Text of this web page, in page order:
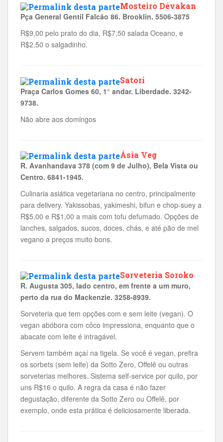
Mosteiro Dévakan
Pça General Gentil Falcão 86. Brooklin. 5506-3875
R$9,00 pelo prato do dia, R$7,50 salada Oceano, e
R$2,50 o salgadinho.
Satori
Praça Carlos Gomes 60, 1° andar. Liberdade. 3242-
9738.
Não abre aos domingos
Ásia Veg
R. Avanhandava 378 (com 9 de Julho), Bela Vista ou
Centro. 6841-1945.
Culinaria asiática vegetariana no centro, principalmente
para delivery. Yakissobas, yakimeshi, bifun e chop-suey a
R$5,00 e R$1,00 a mais com tofu defumado. Opções de
lanches, salgados, sucos, doces, chás, e até pão de mel
vegano a preços muito bons.
Sorveteria Soroko
R. Augusta 305, lado centro, em frente a um muro,
perto da rua do Mackenzie. 3258-8939.
Sorveteria que tem opções com e sem leite (vegan). O
vegan abóbora com côco impressiona, enquanto que o
abacate com leite é intragável.
Servem também açaí na tigela. Se você é vegan, prefira
os sorbets (sem leite) da Sotto Zero, Offelê ou outras
sorveterias melhores. Sistema self-service por quilo, por
uns R$16 o quilo. A regra da casa é não fazer
degustação, diferente da Sotto Zero ou Offelê, por
exemplo, onde esta prática é deliciosamente liberada.